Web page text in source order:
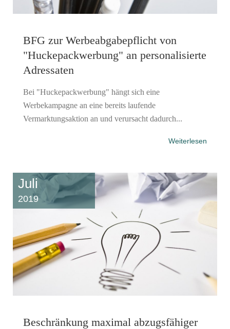
BFG zur Werbeabgabepflicht von
"Huckepackwerbung" an personalisierte
Adressaten
Bei "Huckepackwerbung" hängt sich eine
Werbekampagne an eine bereits laufende
Vermarktungsaktion an und verursacht dadurch...
Weiterlesen
Juli
2019
Beschränkung maximal abzugsfähiger